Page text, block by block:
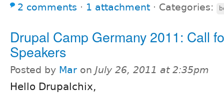
2 comments ⋅ 1 attachment ⋅ Categories:
Drupal Camp Germany 2011: Call
Speakers
Posted by Mar on July 26, 2011 at 2:35pm
Hello Drupalchix,